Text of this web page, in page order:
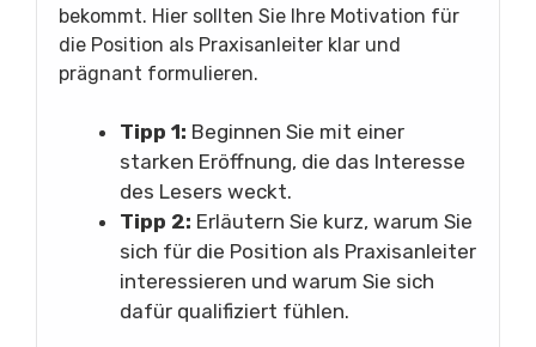
bekommt. Hier sollten Sie Ihre Motivation für
die Position als Praxisanleiter klar und
prägnant formulieren.
Tipp 1: Beginnen Sie mit einer
starken Eröffnung, die das Interesse
des Lesers weckt.
Tipp 2: Erläutern Sie kurz, warum Sie
sich für die Position als Praxisanleiter
interessieren und warum Sie sich
dafür qualifiziert fühlen.